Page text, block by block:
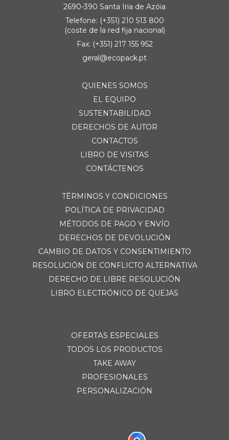
2690-390 Santa Iria de Azóia
Telefone: (+351) 210 513 800
(coste de la red fija nacional)
Fax: (+351) 217 155 952
geral@ecopack.pt
QUIENES SOMOS
EL EQUIPO
SUSTENTABILIDAD
DERECHOS DE AUTOR
CONTACTOS
LIBRO DE VISITAS
CONTÁCTENOS
TÉRMINOS Y CONDICIONES
POLÍTICA DE PRIVACIDAD
MÉTODOS DE PAGO Y ENVÍO
DERECHOS DE DEVOLUCIÓN
CAMBIO DE DATOS Y CONSENTIMIENTO
RESOLUCIÓN DE CONFLICTO ALTERNATIVA
DERECHO DE LIBRE RESOLUCIÓN
LIBRO ELECTRÓNICO DE QUEJAS
OFERTAS ESPECIALES
TODOS LOS PRODUCTOS
TAKE AWAY
PROFESIONALES
PERSONALIZACIÓN